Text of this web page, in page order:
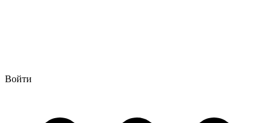
Войти